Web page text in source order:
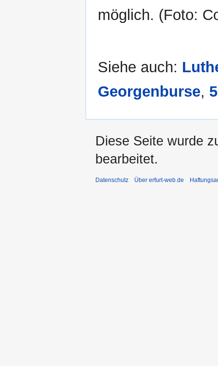
möglich. (Foto:
Siehe auch:
Georgenburse,
Diese Seite wurde
bearbeitet.
Datenschutz Über erfurt-web.de